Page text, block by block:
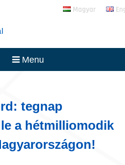
Magyar
Menu
tegnap
a hétmilliomodik